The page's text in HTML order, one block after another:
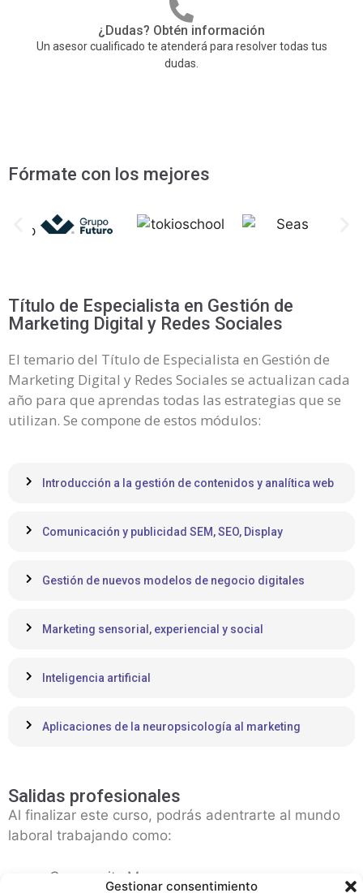
Gestionar consentimiento
¿Dudas? Obtén información
Un asesor cualificado te atenderá para resolver todas tus
dudas.
Fórmate con los mejores
Título de Especialista en Gestión de
Marketing Digital y Redes Sociales
El temario del Título de Especialista en Gestión de
Marketing Digital y Redes Sociales se actualizan cada
año para que aprendas todas las estrategias que se
utilizan. Se compone de estos módulos:
Introducción a la gestión de contenidos y analítica web
Comunicación y publicidad SEM, SEO, Display
Gestión de nuevos modelos de negocio digitales
Marketing sensorial, experiencial y social
Inteligencia artificial
Aplicaciones de la neuropsicología al marketing
Salidas profesionales
Al finalizar este curso, podrás adentrarte al mundo
laboral trabajando como:
Community Manager.